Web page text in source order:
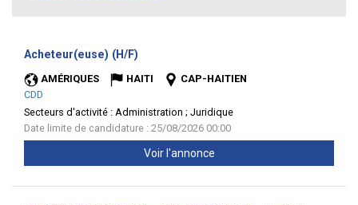
Acheteur(euse) (H/F)
AMÉRIQUES HAITI
CAP-HAITIEN
CDD
Secteurs d'activité : Administration ; Juridique
Date limite de candidature : 25/08/2026 00:00
Voir l'annonce